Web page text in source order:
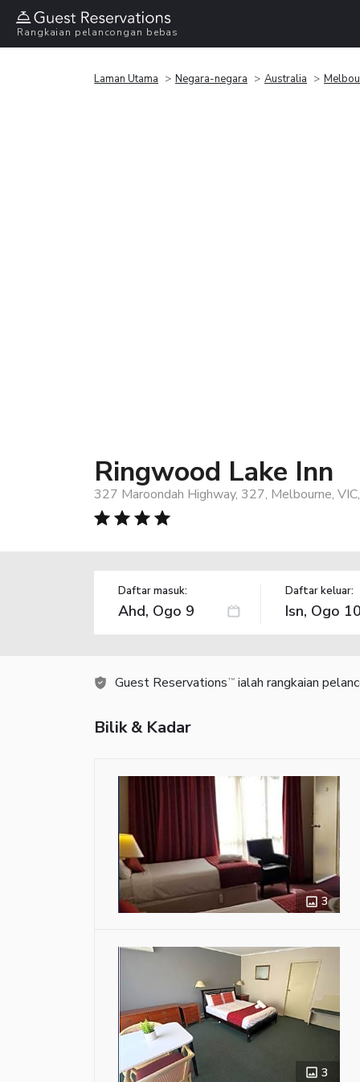
Rangkaian pelancongan bebas
Laman Utama Negara-negara Australia
Ringwood Lake Inn
327 Maroondah Highway, 327, Melbourne,
Daftar masuk: Daftar keluar:
Guest Reservations TM ialah rangkaian
Bilik & Kadar
3
3